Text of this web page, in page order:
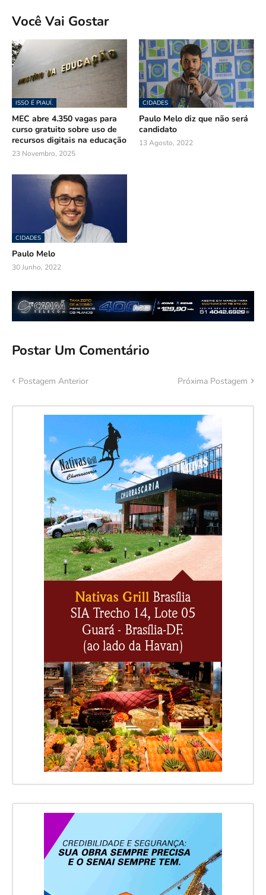
Você Vai Gostar
ISSO É PIAUÍ.
MEC abre 4.350 vagas para
curso gratuito sobre uso de
recursos digitais na educação
23 Novembro, 2025
CIDADES
Paulo Melo diz que não será
candidato
13 Agosto, 2022
CIDADES
Paulo Melo
30 Junho, 2022
Postar Um Comentário
Postagem Anterior Próxima Postagem